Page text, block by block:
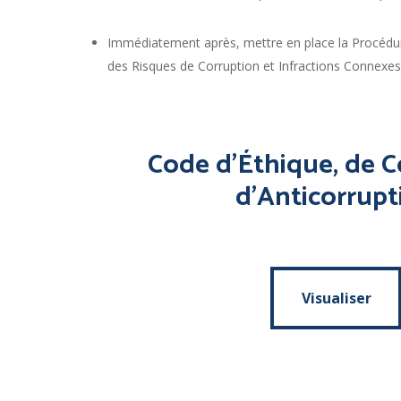
Immédiatement après, mettre en place la
des Risques de Corruption et Infractions
Coded’Éthique,de
Visualiser
Visualiser